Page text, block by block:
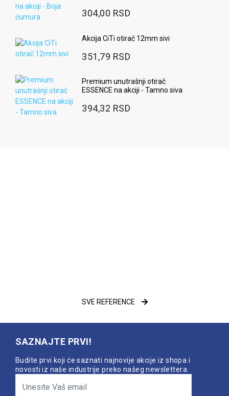
304,00 RSD
Akcija CiTi otirač 12mm sivi
351,79 RSD
Premium unutrašnji otirač
ESSENCE na akciji - Tamno siva
394,32 RSD
SVE REFERENCE
SAZNAJTE PRVI!
Budite prvi koji će saznati najnovije akcije iz shopa i
novosti iz naše industrije preko našeg newslettera.